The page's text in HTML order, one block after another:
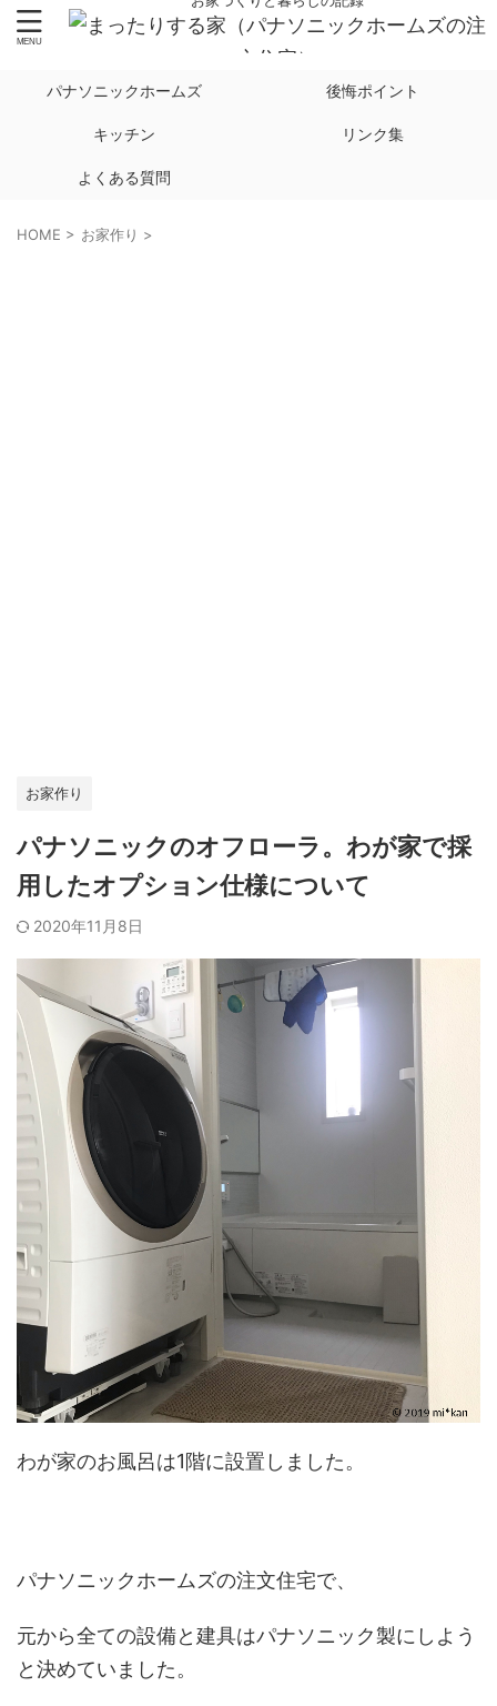
パナソニックホームズ 後悔ポイント
キッチン リンク集
よくある質問
HOME > お家作り >
お家作り
パナソニックのオフローラ。わが家で採
用したオプション仕様について
2020年11月8日
わが家のお風呂は1階に設置しました。
パナソニックホームズの注文住宅で、
元から全ての設備と建具はパナソニック製にしよう
と決めていました。